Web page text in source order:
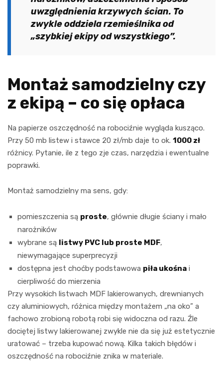
uwzględnienia krzywych ścian. To
zwykle oddziela rzemieślnika od
„szybkiej ekipy od wszystkiego”.
Montaż samodzielny czy
z ekipą – co się opłaca
Na papierze oszczędność na robociźnie wygląda kusząco.
Przy 50 mb listew i stawce 20 zł/mb daje to ok. 1000 zł
różnicy. Pytanie, ile z tego zje czas, narzędzia i ewentualne
poprawki.
Montaż samodzielny ma sens, gdy:
pomieszczenia są proste, głównie długie ściany i mało
narożników
wybrane są listwy PVC lub proste MDF,
niewymagające superprecyzji
dostępna jest choćby podstawowa piła ukośna i
cierpliwość do mierzenia
Przy wysokich listwach MDF lakierowanych, drewnianych
czy aluminiowych, różnica między montażem „na oko” a
fachowo zrobioną robotą robi się widoczna od razu. Źle
dociętej listwy lakierowanej zwykle nie da się już estetycznie
uratować – trzeba kupować nową. Kilka takich błędów i
oszczędność na robociźnie znika w materiale.